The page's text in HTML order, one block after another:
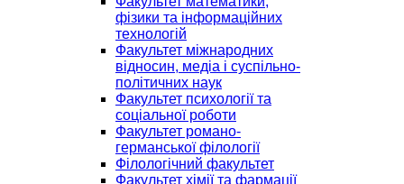
фізики та інформаційних
технологій
Факультет міжнародних
відносин, медіа і суспільно-
політичних наук
Факультет психології та
соціальної роботи
Факультет романо-
германської філології
Філологічний факультет
Факультет хімії та фармації